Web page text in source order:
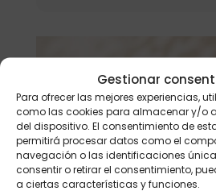
Gestionar
Para ofrecer las mejores experiencias,
como las cookies para almacenar y/o
del dispositivo. El consentimiento de
permitirá procesar datos como el
navegación o las identificaciones
consentir o retirar el consentimiento,
a ciertas características y funciones.